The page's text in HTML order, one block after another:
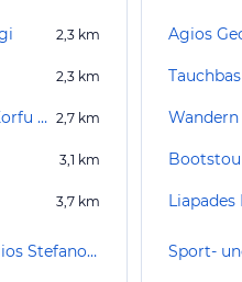
2,3 km
2,3 km
Kirche Agios Athanasios Korfu (Stadt)/Kerkyra 2,7 km
3,1 km
3,7 km
Sehenswürdigkeiten in Agios Stefanos Avliotes
Agios